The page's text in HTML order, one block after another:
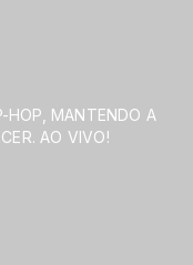
HOP, MANTENDO A
AO VIVO!